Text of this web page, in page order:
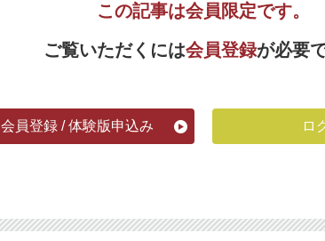
この記事は会員限定です。
ご覧いただくには会員登録が必要で
会員登録 / 体験版申込み ロ